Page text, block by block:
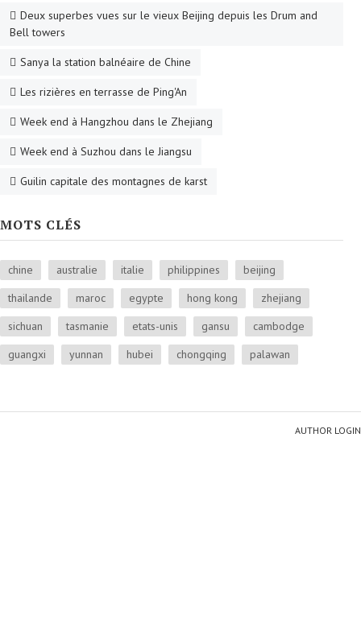
Deux superbes vues sur le vieux Beijing depuis les Drum and
Bell towers
Sanya la station balnéaire de Chine
Les rizières en terrasse de Ping'An
Week end à Hangzhou dans le Zhejiang
Week end à Suzhou dans le Jiangsu
Guilin capitale des montagnes de karst
MOTS CLÉS
chine australie italie philippines
beijing
thailande
maroc egypte hong kong
zhejiang
sichuan
tasmanie etats-unis gansu
cambodge
guangxi
yunnan hubei chongqing palawan
AUTHOR LOGIN